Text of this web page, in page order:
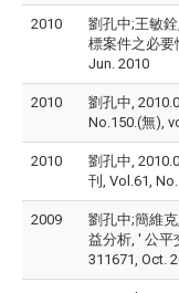
2010
劉孔中;王敏
標案件之必要
Jun. 2010
2010
劉孔中,
No.150.(無),
2010
劉孔中,
刊, Vol.61,
2009
劉孔中;簡維
益分析, ' 公平
311671, Oct.